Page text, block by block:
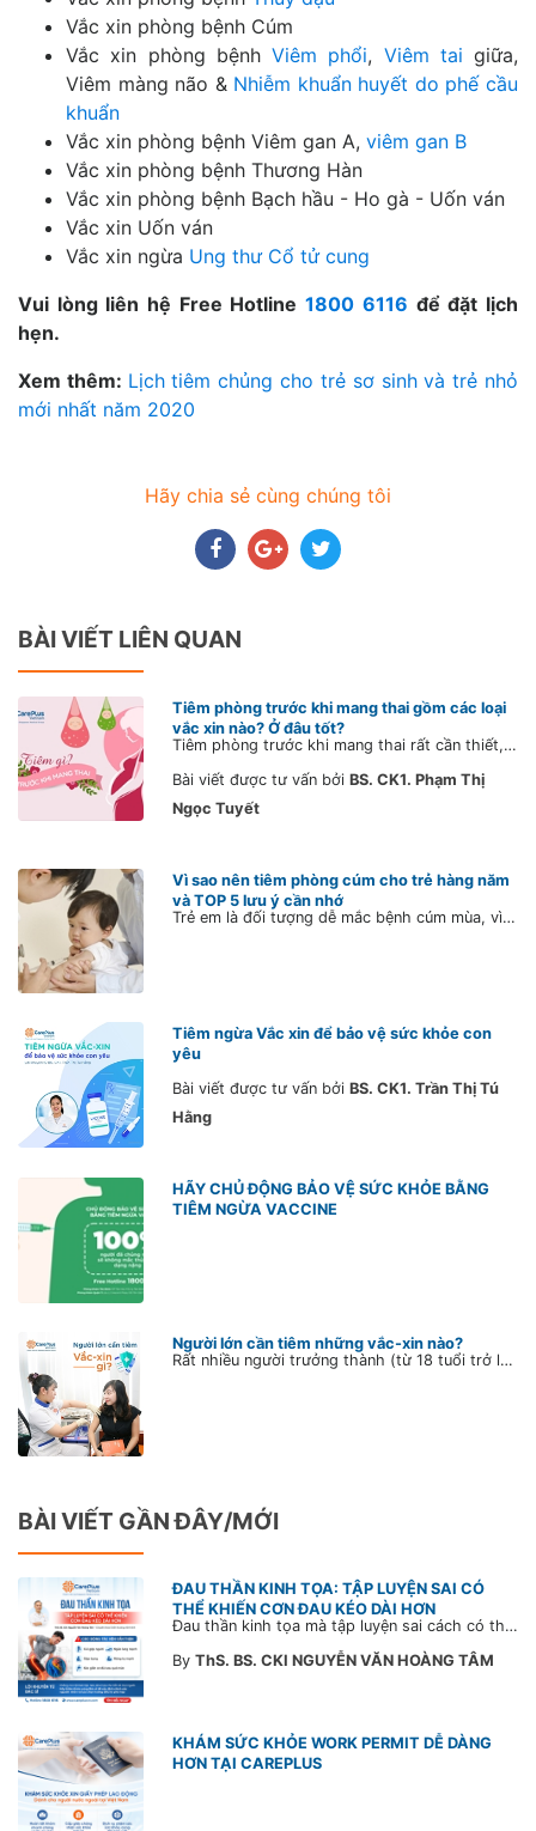
Vắc xin phòng bệnh Cúm
Vắc xin phòng bệnh Viêm phổi, Viêm tai giữa,
Viêm màng não & Nhiễm khuẩn huyết do phế cầu
khuẩn
Vắc xin phòng bệnh Viêm gan A, viêm gan B
Vắc xin phòng bệnh Thương Hàn
Vắc xin phòng bệnh Bạch hầu - Ho gà - Uốn ván
Vắc xin Uốn ván
Vắc xin ngừa Ung thư Cổ tử cung
Vui lòng liên hệ Free Hotline1800 6116 để đặt lịch
hẹn.
Xem thêm: Lịch tiêm chủng cho trẻ sơ sinh và trẻ nhỏ
mới nhất năm 2020
Hãy chia sẻ cùng chúng tôi
BÀI VIẾT LIÊN QUAN
Tiêm phòng trước khi mang thai gồm các loại
vắc xin nào? Ở đâu tốt?
Tiêm phòng trước khi mang thai rất cần thiết, nhằm giúp mẹ bầu phòng tránh nhiều bệnh lý nguy hiểm như quai bị, thủy đậu, viêm gan B… và đảm bảo thai nhi phát triển khỏe mạnh. Tuy nhiên, hiện nay nhiều chị em vẫn còn chủ quan, chưa chủng ngừa đầy đủ các mũi tiêm trước khi mang thai, gây ảnh hưởng đến sức khỏe của cả mẹ và bé.
Bài viết được tư vấn bởi BS. CK1. Phạm Thị
Ngọc Tuyết
Vì sao nên tiêm phòng cúm cho trẻ hàng năm
và TOP 5 lưu ý cần nhớ
Trẻ em là đối tượng dễ mắc bệnh cúm mùa, vì vậy bố mẹ nên chủ động tiêm phòng cúm cho trẻ từ 6 tháng tuổi theo đúng lịch để phòng ngừa bệnh hiệu quả nhất.
Tiêm ngừa Vắc xin để bảo vệ sức khỏe con
yêu
Bài viết được tư vấn bởi BS. CK1. Trần Thị Tú
Hằng
HÃY CHỦ ĐỘNG BẢO VỆ SỨC KHỎE BẰNG
TIÊM NGỪA VACCINE
Người lớn cần tiêm những vắc-xin nào?
Rất nhiều người trưởng thành (từ 18 tuổi trở lên) nghĩ rằng mình không cần tiêm vắc-xin. Sự thật là, có rất nhiều bệnh truyền nhiễm nguy hiểm luôn rình rập và tấn công người lớn, gây ra những hậu quả đáng tiếc. Theo Tổ chức Y tế Thế giới (WHO), mỗi năm trên thế giới có hơn 1,5 triệu người tử vong vì những bệnh truyền nhiễm có thể phòng ngừa bằng vắc xin.
BÀI VIẾT GẦN ĐÂY/MỚI
ĐAU THẦN KINH TỌA: TẬP LUYỆN SAI CÓ
THỂ KHIẾN CƠN ĐAU KÉO DÀI HƠN
Đau thần kinh tọa mà tập luyện sai cách có thể khiến cơn đau trở nặng và kéo dài thời gian hồi phục. Tham khảo chia sẻ của Bác sĩ CarePlus để nắm các động tác cần tránh và có góc nhìn đúng về phương pháp điều trị phù hợp trong bài viết sau.
By ThS. BS. CKI NGUYỄN VĂN HOÀNG TÂM
KHÁM SỨC KHỎE WORK PERMIT DỄ DÀNG
HƠN TẠI CAREPLUS